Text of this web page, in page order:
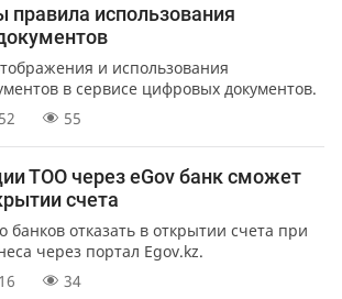
использования
и использования
в сервисе цифровых документов.
55
ТОО через eGov банк сможет
счета
банков отказать в открытии счета при
через портал Egov.kz.
34